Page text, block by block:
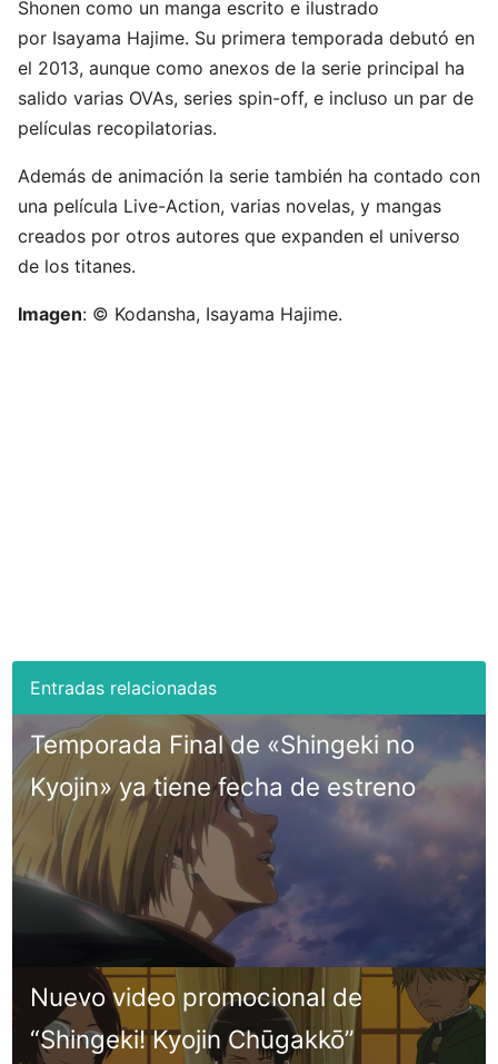
Shonen como un manga escrito e ilustrado
por Isayama Hajime. Su primera temporada debutó en
el 2013, aunque como anexos de la serie principal ha
salido varias OVAs, series spin-off, e incluso un par de
películas recopilatorias.
Además de animación la serie también ha contado con
una película Live-Action, varias novelas, y mangas
creados por otros autores que expanden el universo
de los titanes.
Imagen: © Kodansha, Isayama Hajime.
Temporada Final de «Shingeki no
Kyojin» ya tiene fecha de estreno
Nuevo video promocional de
“Shingeki! Kyojin Chūgakkō”